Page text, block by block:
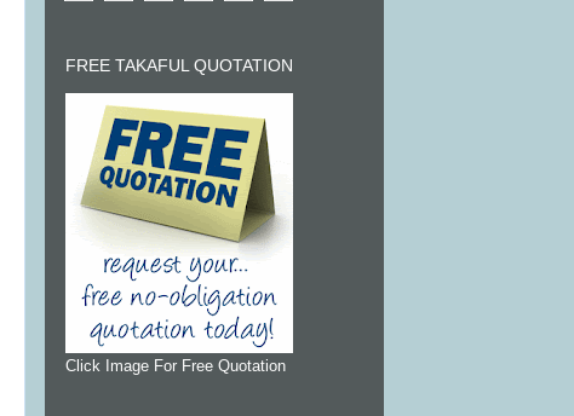
FREE TAKAFUL QUOTATION
Click Image For Free Quotation